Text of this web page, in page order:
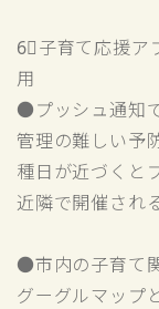
6⃣子育て応援ア
用
●プッシュ通知
管理の難しい予
種日が近づくと
近隣で開催され
●市内の子育て
グーグルマップ